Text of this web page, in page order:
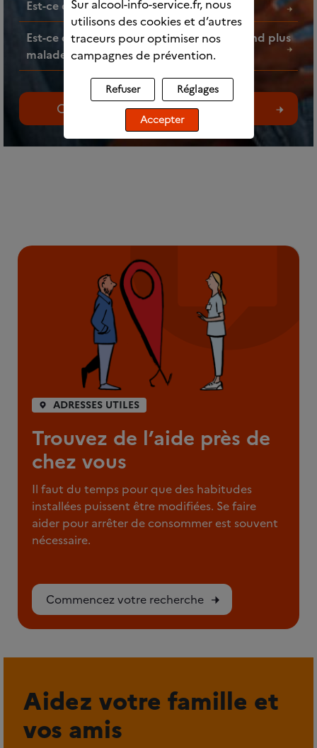
Est-ce que l’alcool fait grossir ?
Est-ce que faire des mélanges d’alcools rend plus
malade ?
Consultez toutes les questions
ADRESSES UTILES
Trouvez de l’aide près de
chez vous
Il faut du temps pour que des habitudes
installées puissent être modifiées. Se faire
aider pour arrêter de consommer est souvent
nécessaire.
Commencez votre recherche
Aidez votre famille et
vos amis
Sur alcool-info-service.fr, nous
utilisons des cookies et d’autres
traceurs pour optimiser nos
campagnes de prévention.
Refuser Réglages
Accepter